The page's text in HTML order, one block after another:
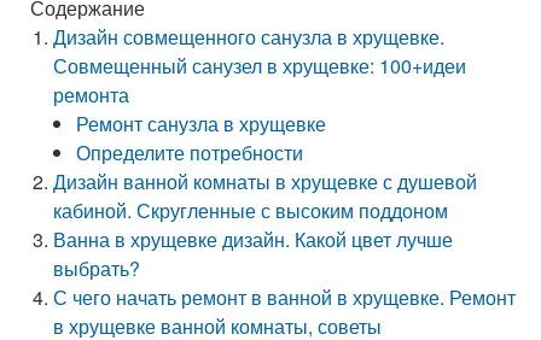
Содержание
Дизайн совмещенного санузла в хрущевке.
Совмещенный санузел в хрущевке: 100+идеи
ремонта
Ремонт санузла в хрущевке
Определите потребности
Дизайн ванной комнаты в хрущевке с душевой
кабиной. Скругленные с высоким поддоном
Ванна в хрущевке дизайн. Какой цвет лучше
выбрать?
С чего начать ремонт в ванной в хрущевке. Ремонт
в хрущевке ванной комнаты, советы